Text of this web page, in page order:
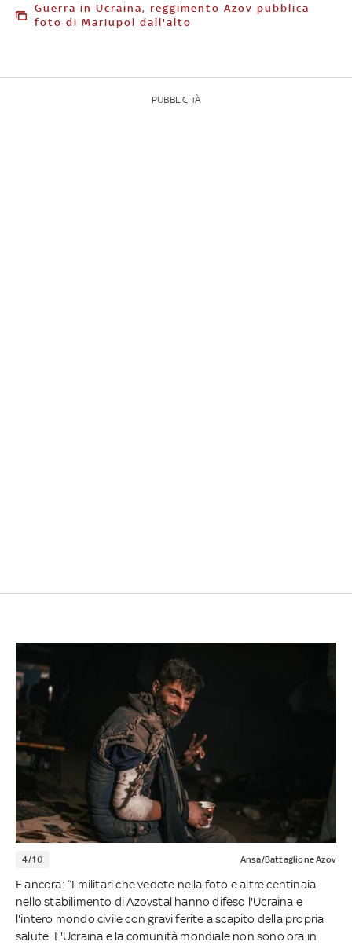
Guerra in Ucraina, reggimento Azov pubblica
foto di Mariupol dall'alto
PUBBLICITÀ
4/10 Ansa/Battaglione Azov
E ancora: “I militari che vedete nella foto e altre centinaia
nello stabilimento di Azovstal hanno difeso l'Ucraina e
l'intero mondo civile con gravi ferite a scapito della propria
salute. L'Ucraina e la comunità mondiale non sono ora in